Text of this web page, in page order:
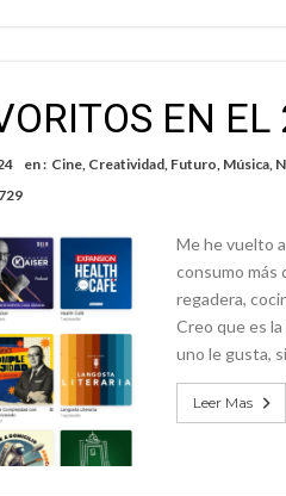
EN
en : Cine, Creatividad, Futuro, Música,
Me he vuelto
consumo más
regadera,
Creo que es
uno le gusta,
Leer Mas